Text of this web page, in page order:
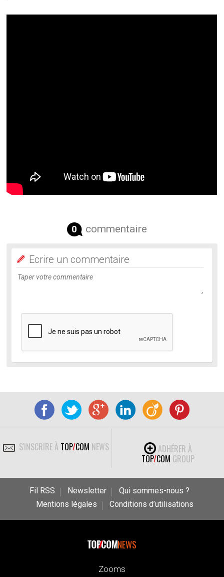
0 commentaire
Ecrire un commentaire
S'INSCRIRE À TOP/COM NEWS
ADHÉRER À
TOP/COM GROUP
Fil RSS Newsletter
Qui sommes-nous ?
Mentions légales
Conditions d’utilisations
NEWS
Zooms